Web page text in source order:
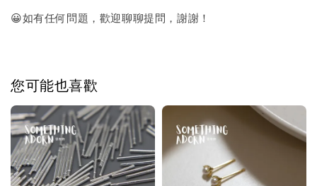
😀如有任何問題，歡迎聊聊提問，謝謝！
您可能也喜歡